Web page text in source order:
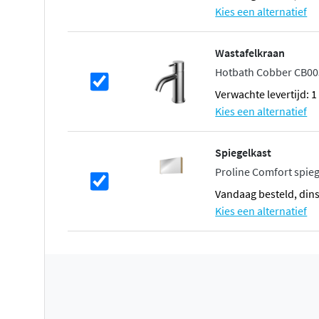
Kies een alternatief
Wastafelkraan
Hotbath Cobber
Verwachte levertijd:
Kies een alternatief
Spiegelkast
Proline Comfort
vandaag besteld,
Kies een alternatief